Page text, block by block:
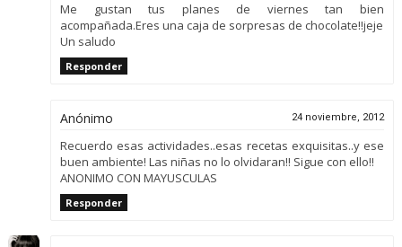
Me gustan tus planes de viernes tan bien
acompañada.Eres una caja de sorpresas de chocolate!!jeje
Un saludo
Responder
Anónimo 24 noviembre, 2012
Recuerdo esas actividades..esas recetas exquisitas..y ese
buen ambiente! Las niñas no lo olvidaran!! Sigue con ello!!
ANONIMO CON MAYUSCULAS
Responder